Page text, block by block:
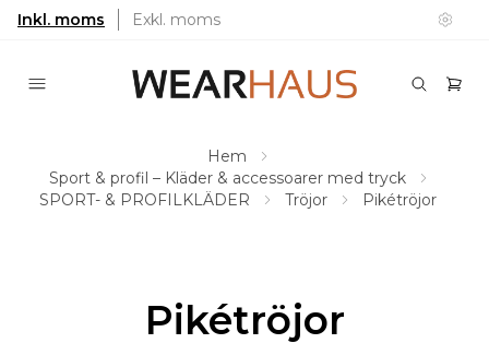
Inkl. moms Exkl. moms
Hem
Sport & profil – Kläder & accessoarer med tryck
SPORT- & PROFILKLÄDER
Tröjor Pikétröjor
Pikétröjor